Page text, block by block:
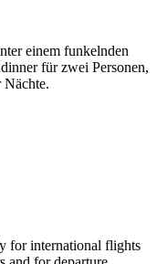
einem funkelnden
für zwei Personen,
Nächte.
for international flights